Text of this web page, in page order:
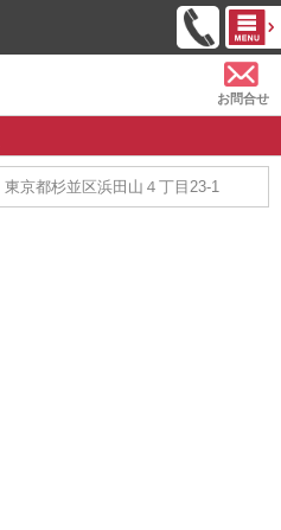
お問合せ
東京都杉並区浜田山４丁目23-1